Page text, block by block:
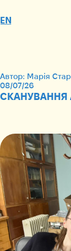
EN
Автор: Марія
08/07/26
СКАНУВАННЯ